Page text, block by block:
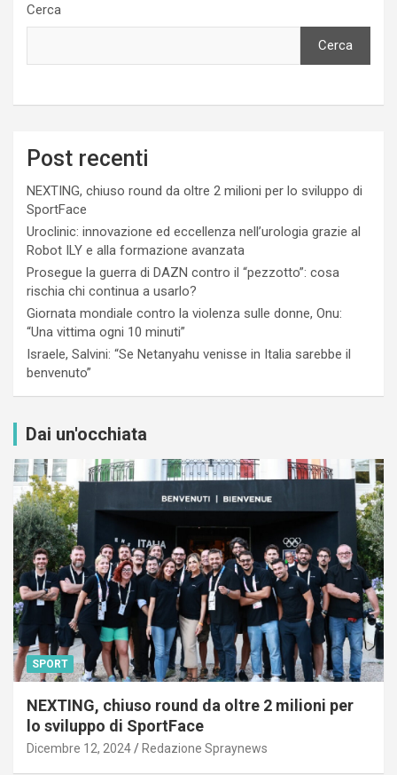
Cerca
Cerca
Post recenti
NEXTING, chiuso round da oltre 2 milioni per lo sviluppo di
SportFace
Uroclinic: innovazione ed eccellenza nell’urologia grazie al
Robot ILY e alla formazione avanzata
Prosegue la guerra di DAZN contro il “pezzotto”: cosa
rischia chi continua a usarlo?
Giornata mondiale contro la violenza sulle donne, Onu:
“Una vittima ogni 10 minuti”
Israele, Salvini: “Se Netanyahu venisse in Italia sarebbe il
benvenuto”
Dai un'occhiata
SPORT
NEXTING, chiuso round da oltre 2 milioni per
lo sviluppo di SportFace
Dicembre 12, 2024 Redazione Spraynews